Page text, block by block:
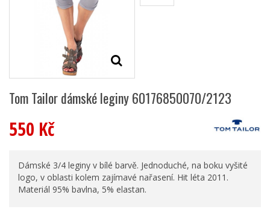
Tom Tailor dámské leginy 60176850070/2123
550 Kč
Dámské 3/4 leginy v bílé barvě. Jednoduché, na boku vyšité
logo, v oblasti kolem zajímavé nařasení. Hit léta 2011.
Materiál 95% bavlna, 5% elastan.